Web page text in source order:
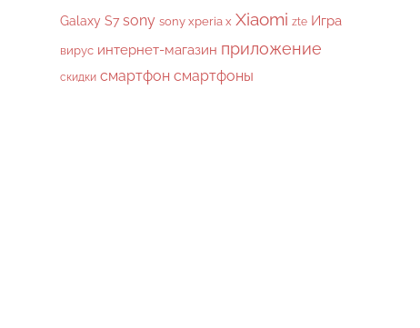
Galaxy S7 sony sony xperia x Xiaomi zte Игра
вирус интернет-магазин приложение
скидки смартфон смартфоны